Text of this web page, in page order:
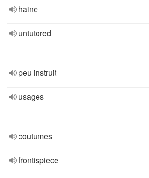
haine
untutored
peu instruit
usages
coutumes
frontispiece